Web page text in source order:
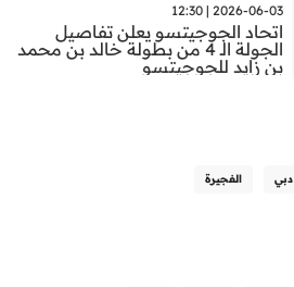
2026-06-03 | 12:30
اتحاد الجوجيتسو يعلن تفاصيل
الجولة الـ 4 من بطولة خالد بن محمد
بن زايد للجوجيتسو
دبي الفجيرة